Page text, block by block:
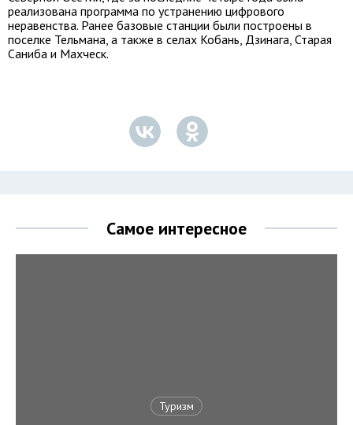
реализована программа по устранению цифрового
неравенства. Ранее базовые станции были построены в
поселке Тельмана, а также в селах Кобань, Дзинага, Старая
Саниба и Махческ.
Самое интересное
Туризм